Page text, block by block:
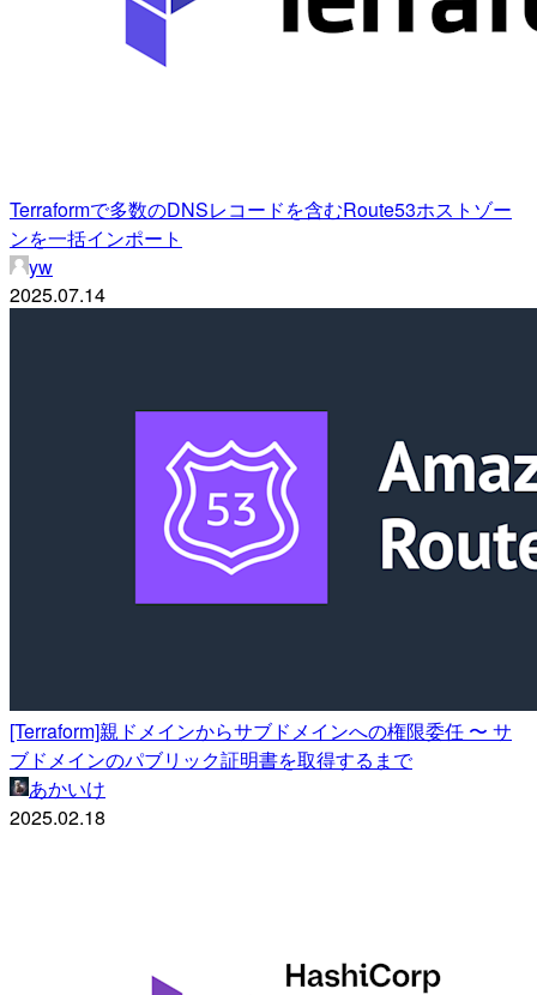
Terraformで多数のDNSレコードを含むRoute53ホストゾー
ンを一括インポート
yw
2025.07.14
[Terraform]親ドメインからサブドメインへの権限委任 〜 サ
ブドメインのパブリック証明書を取得するまで
あかいけ
2025.02.18